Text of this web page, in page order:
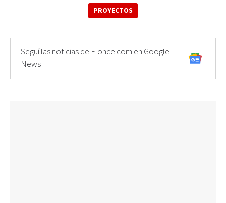
PROYECTOS
Seguí las noticias de Elonce.com en Google
News